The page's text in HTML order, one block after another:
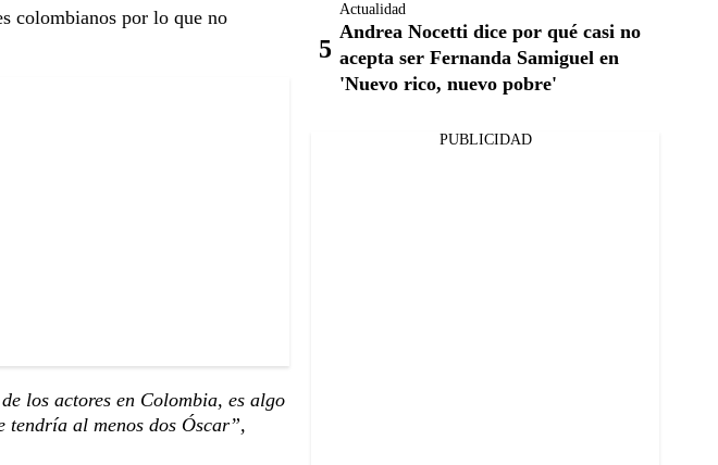
colombianos por lo que no
los actores en Colombia, es algo
al menos dos Óscar”,
Actualidad
Andrea Nocetti dice por qué casi no
acepta ser Fernanda Samiguel en
'Nuevo rico, nuevo pobre'
PUBLICIDAD